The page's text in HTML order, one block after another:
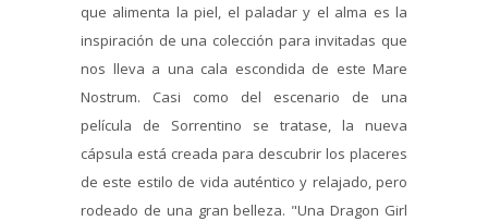
que alimenta la piel, el paladar y el alma es la
inspiración de una colección para invitadas que
nos lleva a una cala escondida de este Mare
Nostrum. Casi como del escenario de una
película de Sorrentino se tratase, la nueva
cápsula está creada para descubrir los placeres
de este estilo de vida auténtico y relajado, pero
rodeado de una gran belleza. "Una Dragon Girl